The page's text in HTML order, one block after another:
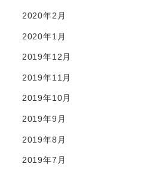
2020年2月
2020年1月
2019年12月
2019年11月
2019年10月
2019年9月
2019年8月
2019年7月